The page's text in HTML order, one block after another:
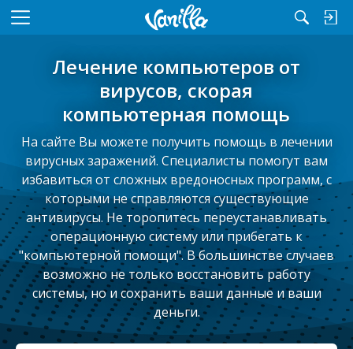
M
Лечение компьютеров от
вирусов, скорая
компьютерная помощь
На сайте Вы можете получить помощь в лечении
вирусных заражений. Специалисты помогут вам
избавиться от сложных вредоносных программ, с
которыми не справляются существующие
антивирусы. Не торопитесь переустанавливать
операционную систему или прибегать к
"компьютерной помощи". В большинстве случаев
возможно не только восстановить работу
системы, но и сохранить ваши данные и ваши
деньги.